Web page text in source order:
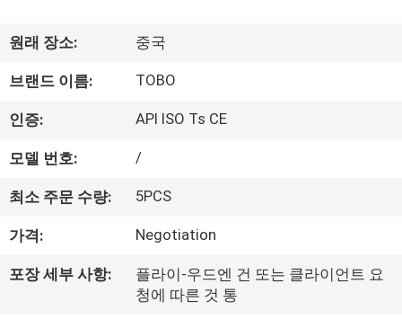
우
리
에
여
2024
stainlesssteel-
Rights
원래 장소: 중국
브랜드 이름: TOBO
인증: API ISO Ts CE
모델 번호: /
최소 주문 수량: 5PCS
가격: Negotiation
포장 세부 사항:
플라이-우드엔 건 또는 클라이언트 요
청에 따른 것 통